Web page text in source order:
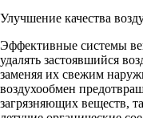
Улучшение качества
Эффективные системы
удалять застоявшийся
заменяя их свежим
воздухообмен
загрязняющих веществ,